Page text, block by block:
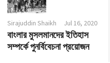
Sirajuddin Shaikh Jul 16, 2020
বাংলার মুসলমানদের ইতিহাস
সম্পর্কে পুনর্বিবেচনা প্রয়োজন